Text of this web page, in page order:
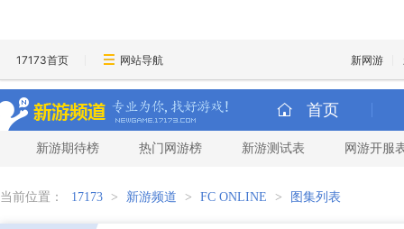
17173首页 网站导航 新网游
首页
新游期待榜 热门网游榜 新游测试表 网游开服
当前位置： 17173 > 新游频道 > FC ONLINE > 图集列表